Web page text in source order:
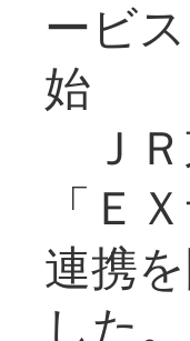
ービ
始
ＪＲ
「Ｅ
連携
した